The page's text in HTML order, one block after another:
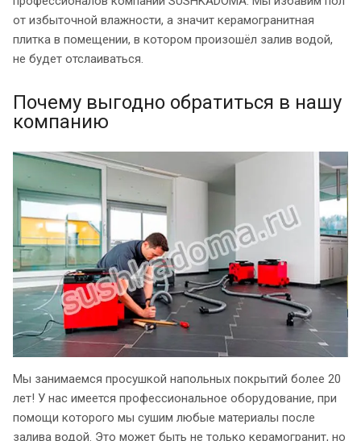
от избыточной влажности, а значит керамогранитная
плитка в помещении, в котором произошёл залив водой,
не будет отслаиваться.
Почему выгодно обратиться в нашу
компанию
Мы занимаемся просушкой напольных покрытий более 20
лет! У нас имеется профессиональное оборудование, при
помощи которого мы сушим любые материалы после
залива водой. Это может быть не только керамогранит, но